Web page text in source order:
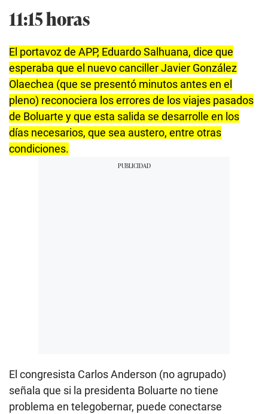
11:15 horas
El portavoz de APP, Eduardo Salhuana, dice que
esperaba que el nuevo canciller Javier González
Olaechea (que se presentó minutos antes en el
pleno) reconociera los errores de los viajes pasados
de Boluarte y que esta salida se desarrolle en los
días necesarios, que sea austero, entre otras
condiciones.
El congresista Carlos Anderson (no agrupado)
señala que si la presidenta Boluarte no tiene
problema en telegobernar, puede conectarse